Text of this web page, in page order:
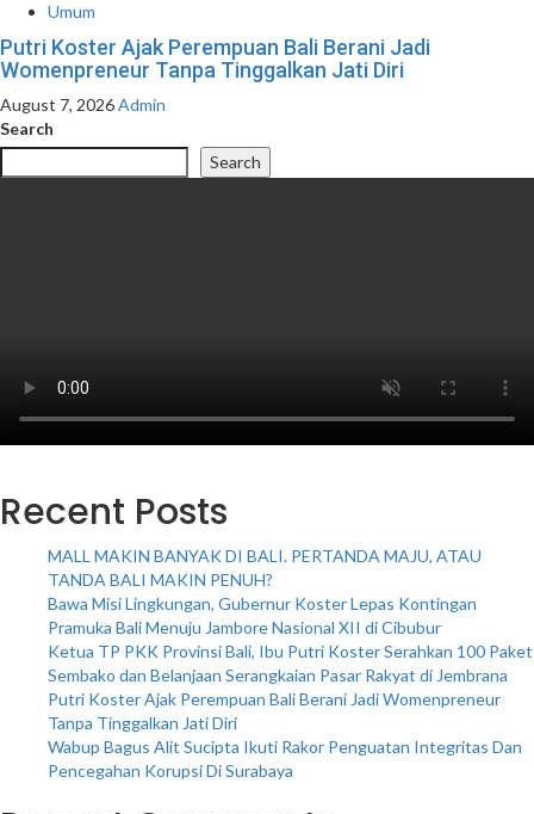
Umum
Putri Koster Ajak Perempuan Bali Berani Jadi
Womenpreneur Tanpa Tinggalkan Jati Diri
August 7, 2026Admin
Search
Search
Recent Posts
MALL MAKIN BANYAK DI BALI. PERTANDA MAJU, ATAU
TANDA BALI MAKIN PENUH?
Bawa Misi Lingkungan, Gubernur Koster Lepas Kontingan
Pramuka Bali Menuju Jambore Nasional XII di Cibubur
Ketua TP PKK Provinsi Bali, Ibu Putri Koster Serahkan 100 Paket
Sembako dan Belanjaan Serangkaian Pasar Rakyat di Jembrana
Putri Koster Ajak Perempuan Bali Berani Jadi Womenpreneur
Tanpa Tinggalkan Jati Diri
Wabup Bagus Alit Sucipta Ikuti Rakor Penguatan Integritas Dan
Pencegahan Korupsi Di Surabaya